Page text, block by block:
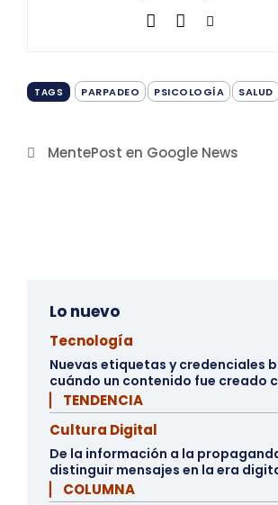
TAGS PARPADEO PSICOLOGÍA SALUD
MentePost en Google News
Lo nuevo
Tecnología
Nuevas etiquetas y credenciales
cuándo un contenido fue creado
▏ TENDENCIA
Cultura Digital
De la información a la
distinguir mensajes en la era
▏ COLUMNA